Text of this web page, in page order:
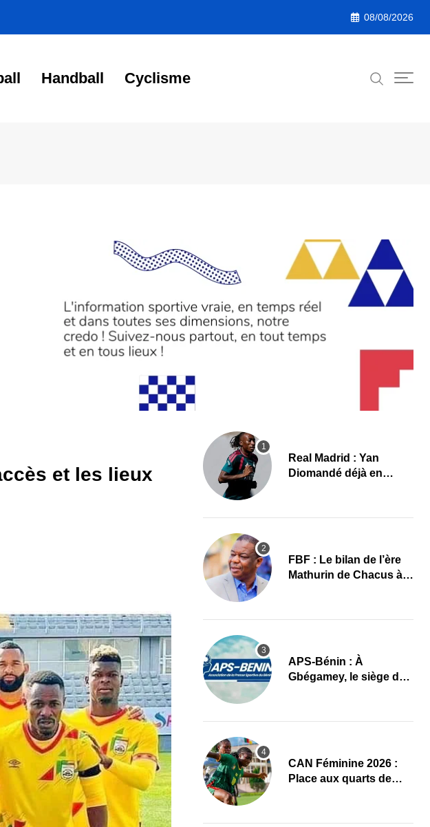
08/08/2026
Handball Cyclisme
et les lieux
Real Madrid : Yan
Diomandé déjà en
FBF : Le bilan de l’ère
Mathurin de Chacus à
APS-Bénin : À
Gbégamey, le siège de
accueillir l’AG élective
CAN Féminine 2026 :
Place aux quarts de